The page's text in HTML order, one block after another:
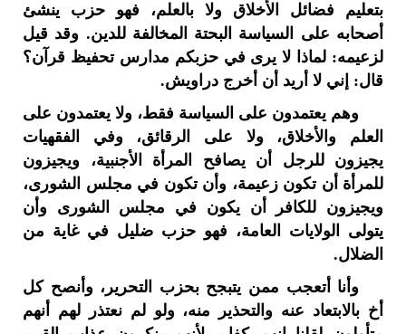
بتعليم فضائل الأخلاق ولا بالعلم، فهو حزب ينشئ
أصحابه على السياسة البحتة المخالفة للدين. وقد قيل
لزعيمه: لماذا لا يرى في حزبكم مدارس تحفيظ قرآن؟
قال: إني لا أريد أن أخرج دراويش.
وهم يعتمدون على السياسة فقط، ولا يعتمدون على
العلم والأخلاق، ولا على الرقائق، وفي الفقهيات
يجيزون للرجل أن يصافح المرأة الأجنبية، ويجيزون
للمرأة أن تكون زعيمة، وأن تكون في مجلس الشورى،
ويجيزون للكافر أن يكون في مجلس الشورى وأن
يتولى الولايات العامة، فهو حزب ضليل في غاية من
الضلال.
وأنا أتعجب ممن يتبجح بحزب التحرير، وأنصح كل
أخ بالابتعاد عنه والتحذير منه، ولو لم نعتذر لهم أنهم